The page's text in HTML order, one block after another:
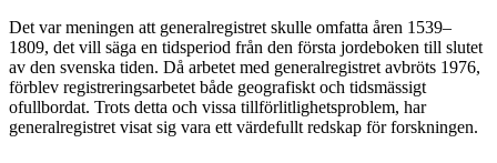
Det var meningen att generalregistret skulle omfatta åren 1539–
1809, det vill säga en tidsperiod från den första jordeboken till slutet
av den svenska tiden. Då arbetet med generalregistret avbröts 1976,
förblev registreringsarbetet både geografiskt och tidsmässigt
ofullbordat. Trots detta och vissa tillförlitlighetsproblem, har
generalregistret visat sig vara ett värdefullt redskap för forskningen.